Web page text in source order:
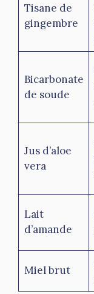
Tisane de
gingembre
Bicarbonate
de soude
Jus d’aloe
vera
Lait
d’amande
Miel brut